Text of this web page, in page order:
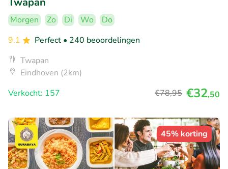
Morgen Zo Di Wo
Do
9.1
Perfect • 240 beoordelingen
Twapan
Eindhoven (2km)
Verkocht: 157
€78,95 €32,50
45% korting